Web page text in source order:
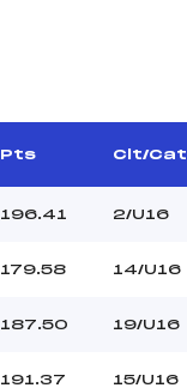
Pts Clt/Cat
196.41 2/U16
179.58 14/U16
187.50 19/U16
191.37 15/U16